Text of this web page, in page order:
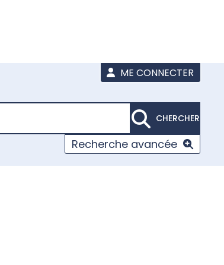
ME CONNECTER
CHERCHER
Recherche avancée